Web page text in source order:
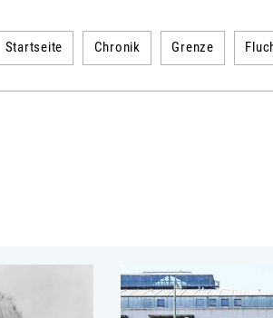
Startseite Chronik Grenze